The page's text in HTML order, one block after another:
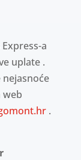
a
uplate .
nejasnoće
.